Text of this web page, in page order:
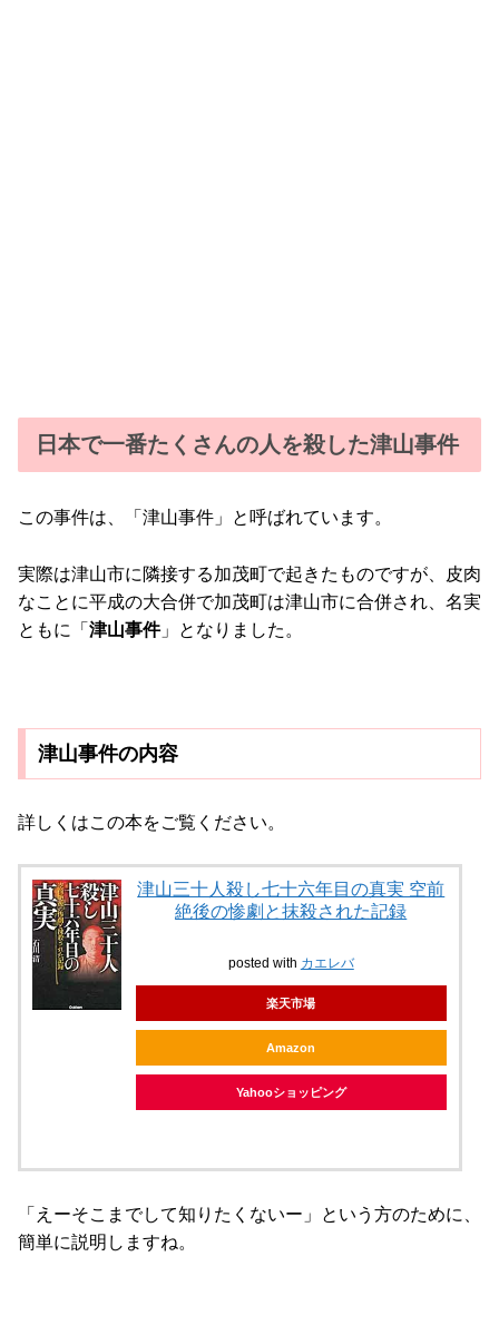
日本で一番たくさんの人を殺した津山事件
この事件は、「津山事件」と呼ばれています。
実際は津山市に隣接する加茂町で起きたものですが、皮肉
なことに平成の大合併で加茂町は津山市に合併され、名実
ともに「 津山事件」となりました。
津山事件の内容
詳しくはこの本をご覧ください。
津山三十人殺し七十六年目の真実 空前
絶後の惨劇と抹殺された記録
posted with カエレバ
楽天市場
Amazon
Yahooショッピング
「えーそこまでして知りたくないー」という方のために、
簡単に説明しますね。